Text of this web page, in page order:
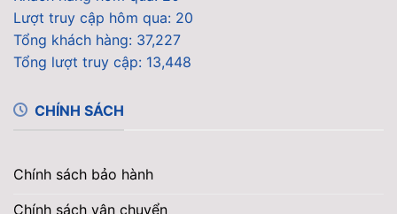
Lượt truy cập hôm qua: 20
Tổng khách hàng: 37,227
Tổng lượt truy cập: 13,448
CHÍNH SÁCH
Chính sách bảo hành
Chính sách vận chuyển